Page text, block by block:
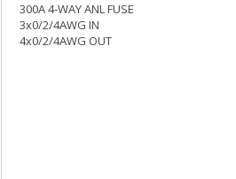
300A 4-WAY ANL FUSE
3x0/2/4AWG IN
4x0/2/4AWG OUT